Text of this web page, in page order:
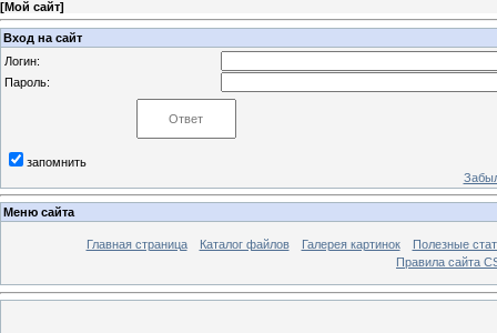
[Мой сайт]
Вход на сайт
Логин:
Пароль:
запомнить
Меню сайта
Главная страница Каталог файлов Галерея картинок
Полезные
Правила сайта